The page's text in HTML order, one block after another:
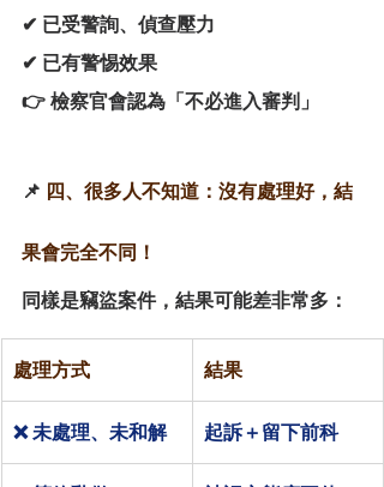
✔ 已受警詢、偵查壓力
✔ 已有警惕效果
👉 檢察官會認為「不必進入審判」
📌 四、很多人不知道：沒有處理好，結
果會完全不同！
同樣是竊盜案件，結果可能差非常多：
處理方式 結果
❌ 未處理、未和解 起訴＋留下前科